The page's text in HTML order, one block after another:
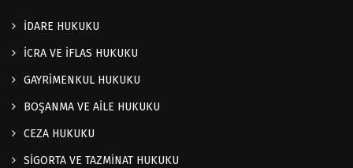
İDARE HUKUKU
İCRA VE İFLAS HUKUKU
GAYRİMENKUL HUKUKU
BOŞANMA VE AİLE HUKUKU
CEZA HUKUKU
SİGORTA VE TAZMİNAT HUKUKU